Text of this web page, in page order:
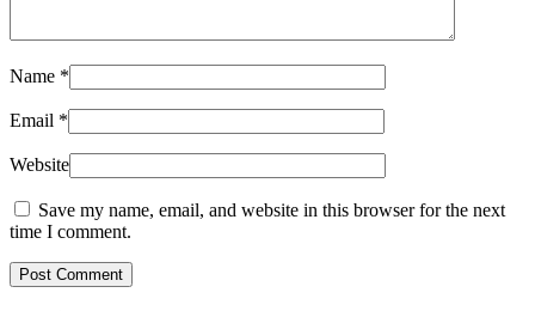
Name *
Email *
Website
Save my name, email, and website in this browser for the next
time I comment.